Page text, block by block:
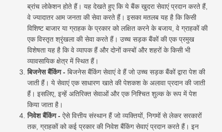
ब्रांच लोकेशन होते हैं। यह देखते हुए कि ये बैंक खुदरा सेवाएं प्रदान करते हैं,
वे ज्यादातर आम जनता की सेवा करते हैं। इसका मतलब यह है कि किसी
विशिष्ट बाजार या ग्राहक के प्रकार को लक्षित करने के बजाय, वे ग्राहकों की
एक विस्तृत श्रृंखला की सेवा करते हैं। उच्च सड़क बैंकों की एक प्रमुख
विशेषता यह है कि वे व्यापक हैं और दोनों कस्बों और शहरों के किसी भी
व्यावसायिक क्षेत्र में स्थित हैं।
बिजनेस बैंकिंग - बिजनेस बैंकिंग सेवाएं वे हैं जो उच्च सड़क बैंकों द्वारा पेश की
जाती हैं। ये सेवाएं एक साधारण खाते की पेशकश के अलावा प्रदान की जाती
हैं। इसलिए, इन्हें अतिरिक्त सेवाओं और एक निश्चित शुल्क के रूप में पेश
किया जाता है।
निवेश बैंकिंग - ऐसे वित्तीय संस्थान हैं जो व्यक्तियों, निगमों से लेकर सरकारों
तक, ग्राहकों को कई प्रकार की निवेश बैंकिंग सेवाएं प्रदान करते हैं। इन